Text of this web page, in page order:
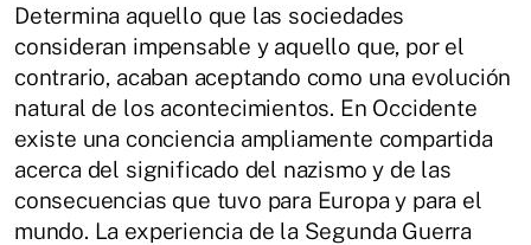
Determina aquello que las sociedades
consideran impensable y aquello que, por el
contrario, acaban aceptando como una evolución
natural de los acontecimientos. En Occidente
existe una conciencia ampliamente compartida
acerca del significado del nazismo y de las
consecuencias que tuvo para Europa y para el
mundo. La experiencia de la Segunda Guerra